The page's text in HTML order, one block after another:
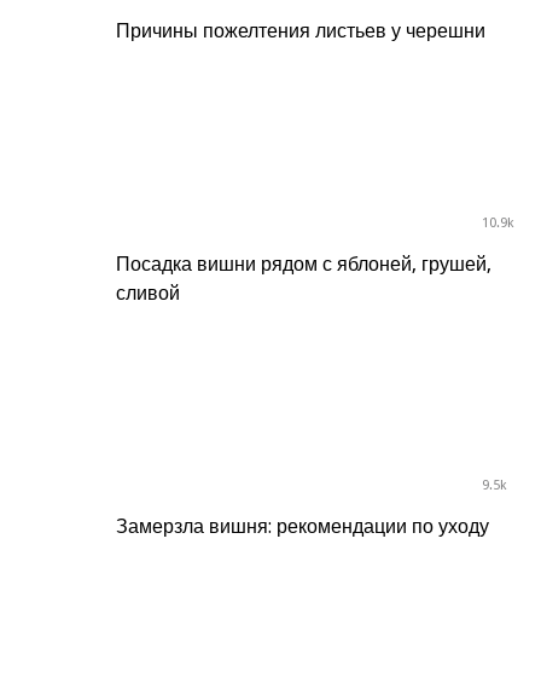
Причины пожелтения листьев у черешни
10.9k
Посадка вишни рядом с яблоней, грушей,
сливой
9.5k
Замерзла вишня: рекомендации по уходу